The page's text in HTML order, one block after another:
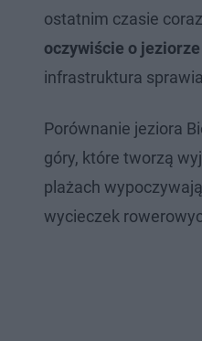
ostatnim czasie
oczywiście o
infrastruktura
Porównanie jeziora
góry, które tworzą
plażach
wycieczek